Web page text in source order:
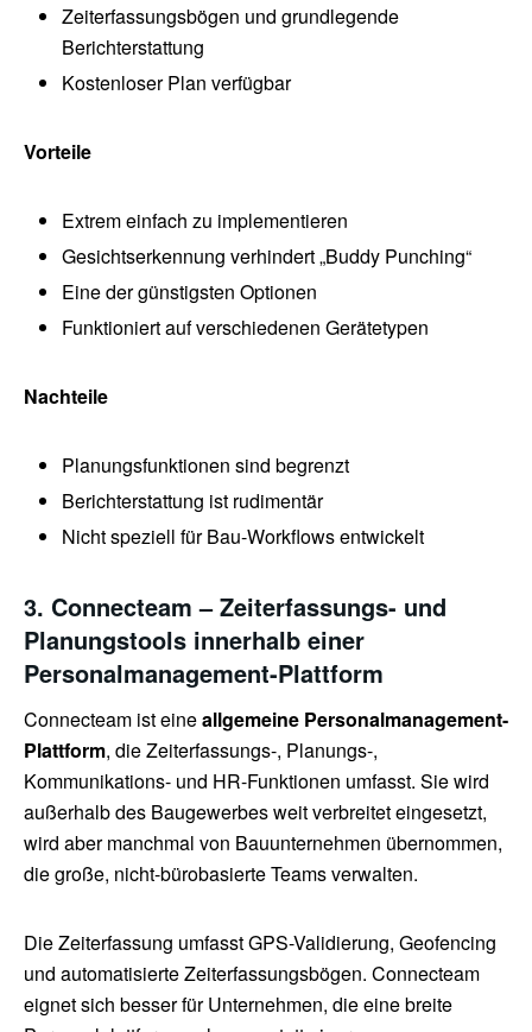
Zeiterfassungsbögen und grundlegende
Berichterstattung
Kostenloser Plan verfügbar
Vorteile
Extrem einfach zu implementieren
Gesichtserkennung verhindert „Buddy Punching“
Eine der günstigsten Optionen
Funktioniert auf verschiedenen Gerätetypen
Nachteile
Planungsfunktionen sind begrenzt
Berichterstattung ist rudimentär
Nicht speziell für Bau-Workflows entwickelt
3. Connecteam – Zeiterfassungs- und
Planungstools innerhalb einer
Personalmanagement-Plattform
Connecteam ist eineallgemeine Personalmanagement-
Plattform, die Zeiterfassungs-, Planungs-,
Kommunikations- und HR-Funktionen umfasst. Sie wird
außerhalb des Baugewerbes weit verbreitet eingesetzt,
wird aber manchmal von Bauunternehmen übernommen,
die große, nicht-bürobasierte Teams verwalten.
Die Zeiterfassung umfasst GPS-Validierung, Geofencing
und automatisierte Zeiterfassungsbögen. Connecteam
eignet sich besser für Unternehmen, die eine breite